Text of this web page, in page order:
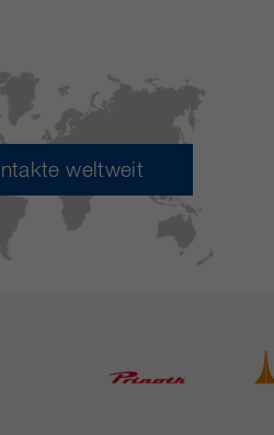
weltweit